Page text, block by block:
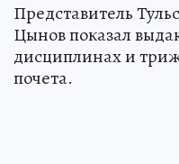
Представитель
Цынов показал
дисциплинах и
почета.